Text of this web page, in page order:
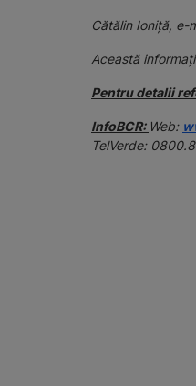
Cătălin Ioniță, e-
Această
Pentru detalii
InfoBCR: Web:
TelVerde: